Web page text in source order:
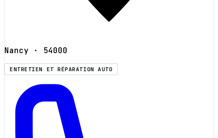
Nancy · 54000
ENTRETIEN ET RÉPARATION AUTO